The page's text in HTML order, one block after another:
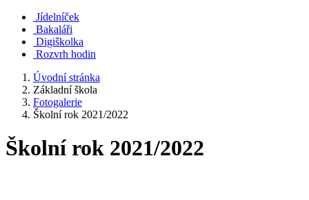
Jídelníček
Bakaláři
Digiškolka
Rozvrh hodin
Úvodní stránka
Základní škola
Fotogalerie
Školní rok 2021/2022
Školní rok 2021/2022